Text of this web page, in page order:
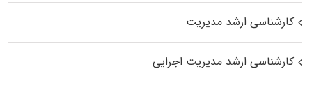
کارشناسی ارشد مدیریت
کارشناسی ارشد مدیریت اجرایی